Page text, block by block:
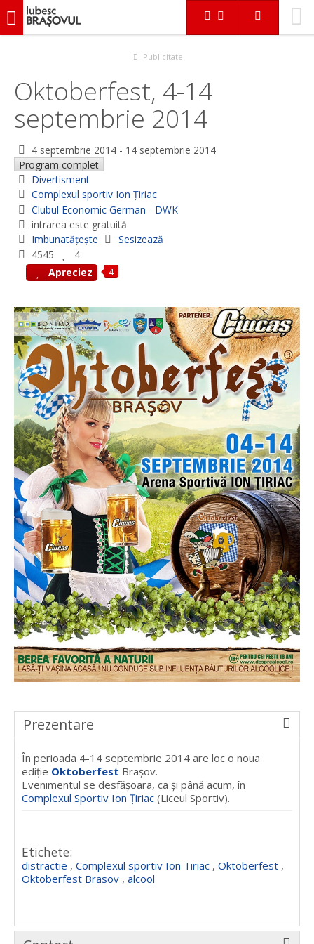
iubescbraşovul.ro
Oktoberfest, 4-14 septembrie 2014
Publicitate
Oktoberfest, 4-14
septembrie 2014
4 septembrie 2014- 14 septembrie 2014
Program complet
Divertisment
Complexul sportiv Ion Ţiriac
Clubul Economic German - DWK
intrarea este gratuită
Imbunatățește
Sesizează
4545
4
Apreciez
4
Prezentare
În perioada 4-14 septembrie 2014 are loc o noua
ediţie Oktoberfest Braşov.
Evenimentul se desfăşoara, ca şi până acum, în
Complexul Sportiv Ion Ţiriac(Liceul Sportiv).
Etichete:
distractie , Complexul sportiv Ion Tiriac, Oktoberfest,
Oktoberfest Brasov, alcool